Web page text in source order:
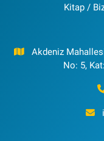
Kitap /
Akdeniz
No: 5,